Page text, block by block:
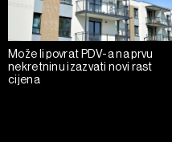
Može li povrat PDV-a na prvu
nekretninu izazvati novi rast
cijena